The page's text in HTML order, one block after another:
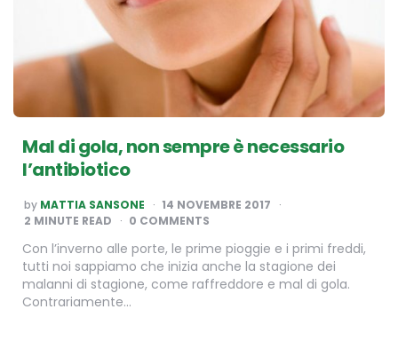
Mal di gola, non sempre è necessario
l’antibiotico
POSTED
BY
by MATTIA SANSONE
14 NOVEMBRE 2017
2 MINUTE READ 0 COMMENTS
Con l’inverno alle porte, le prime pioggie e i primi freddi,
tutti noi sappiamo che inizia anche la stagione dei
malanni di stagione, come raffreddore e mal di gola.
Contrariamente…